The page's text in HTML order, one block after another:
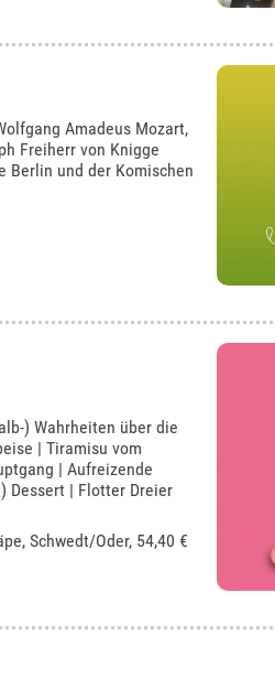
Amadeus Mozart,
Freiherr von Knigge
Berlin und der Komischen
) Wahrheiten über die
| Tiramisu vom
| Aufreizende
Dessert | Flotter Dreier
Schwedt/Oder, 54,40 €